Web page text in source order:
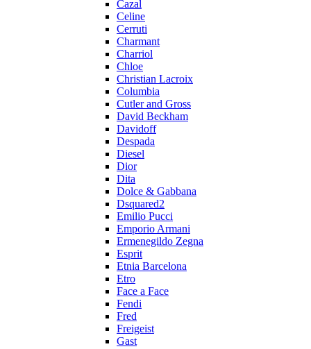
Cazal
Celine
Cerruti
Charmant
Charriol
Chloe
Christian Lacroix
Columbia
Cutler and Gross
David Beckham
Davidoff
Despada
Diesel
Dior
Dita
Dolce & Gabbana
Dsquared2
Emilio Pucci
Emporio Armani
Ermenegildo Zegna
Esprit
Etnia Barcelona
Etro
Face a Face
Fendi
Fred
Freigeist
Gast